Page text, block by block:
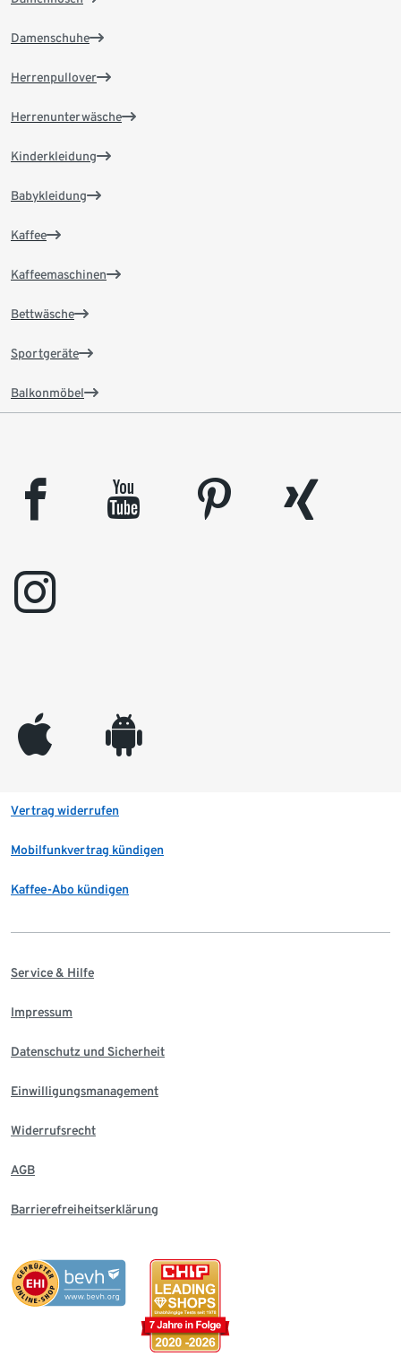
Damenschuhe
Herrenpullover
Herrenunterwäsche
Kinderkleidung
Babykleidung
Kaffee
Kaffeemaschinen
Bettwäsche
Sportgeräte
Balkonmöbel
facebook youtube pinterest
xing
instagram
appleinc android
Vertrag widerrufen
Mobilfunkvertrag kündigen
Kaffee-Abo kündigen
Service & Hilfe
Impressum
Datenschutz und Sicherheit
Einwilligungsmanagement
Widerrufsrecht
AGB
Barrierefreiheitserklärung